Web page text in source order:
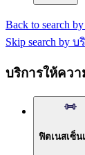
Back to search
Skip search by
บริการให้คว
ฟิตเนสเซ็น